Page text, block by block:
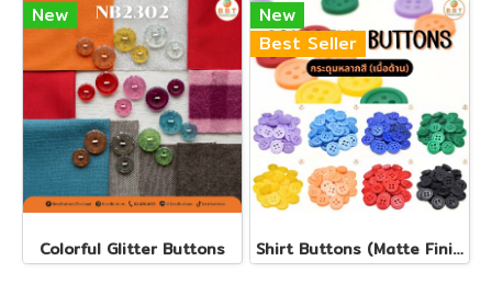
New
Colorful Glitter Buttons
New
Best Seller
Shirt Buttons (Matte Finish)